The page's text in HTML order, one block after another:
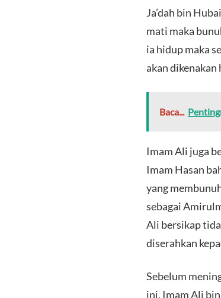
Ja’dah bin
mati maka
ia hidup maka
akan dikenakan
Baca...
Imam Ali juga
Imam Hasan
yang
sebagai
Ali bersikap
diserahkan
Sebelum
ini, Imam Ali